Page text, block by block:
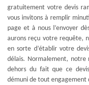
gratuitement votre devis
vous invitons à remplir
page et à nous l’envoyer
aurons reçu votre requête,
en sorte d’établir votre
délais. Normalement, notre
dehors du fait que ce
démuni de tout engagement